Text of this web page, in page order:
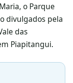
o Parque
divulgados pela
das
Piapitangui.